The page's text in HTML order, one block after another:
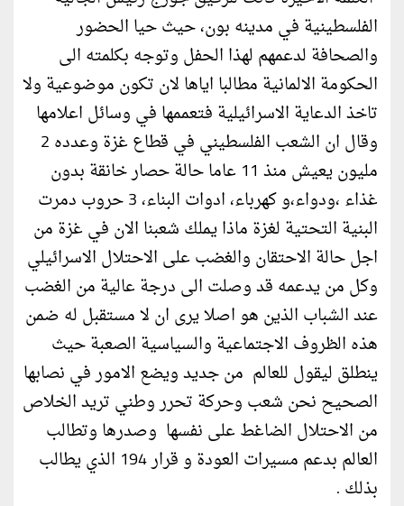
الفلسطينية في مدينه بون، حيث حيا الحضور
والصحافة لدعمهم لهذا الحفل وتوجه بكلمته الى
الحكومة الالمانية مطالبا اياها لان تكون موضوعية ولا
تاخذ الدعاية الاسرائيلية فتعممها في وسائل اعلامها
وقال ان الشعب الفلسطيني في قطاع غزة وعدده 2
مليون يعيش منذ 11 عاما حالة حصار خانقة بدون
غذاء ،ودواء،و كهرباء، ادوات البناء، 3 حروب دمرت
البنية التحتية لغزة ماذا يملك شعبنا الان في غزة من
اجل حالة الاحتقان والغضب على الاحتلال الاسرائيلي
وكل من يدعمه قد وصلت الى درجة عالية من الغضب
عند الشباب الذين هو اصلا يرى ان لا مستقبل له ضمن
هذه الظروف الاجتماعية والسياسية الصعبة حيث
ينطلق ليقول للعالم من جديد ويضع الامور في نصابها
الصحيح نحن شعب وحركة تحرر وطني تريد الخلاص
من الاحتلال الضاغط على نفسها وصدرها وتطالب
العالم بدعم مسيرات العودة و قرار 194 الذي يطالب
بذلك .